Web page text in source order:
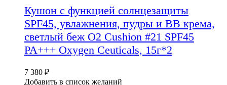
Кушон с функцией солнцезащиты
SPF45, увлажнения, пудры и ВВ крема,
светлый беж O2 Cushion #21 SPF45
PA+++ Oxygen Ceuticals, 15г*2
7 380 ₽
Добавить в список желаний